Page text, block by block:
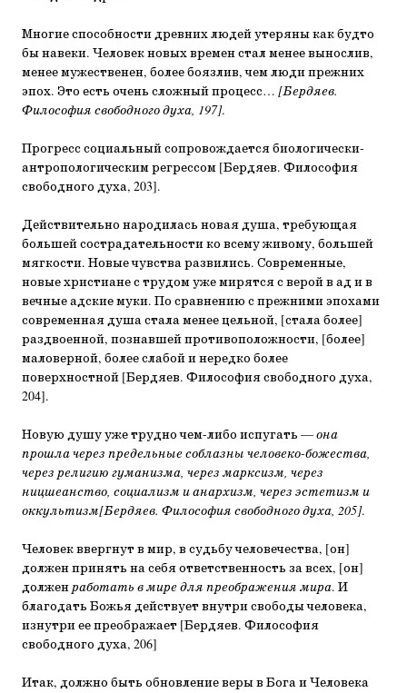
Многие способности древних людей утеряны как будто
бы навеки. Человек новых времен стал менее вынослив,
менее мужественен, более боязлив, чем люди прежних
эпох. Это есть очень сложный процесс… [Бердяев.
Философия свободного духа, 197].
Прогресс социальный сопровождается биологически-
антропологическим регрессом [Бердяев. Философия
свободного духа, 203].
Действительно народилась новая душа, требующая
большей сострадательности ко всему живому, большей
мягкости. Новые чувства развились. Современные,
новые христиане с трудом уже мирятся с верой в ад и в
вечные адские муки. По сравнению с прежними эпохами
современная душа стала менее цельной, [стала более]
раздвоенной, познавшей противоположности, [более]
маловерной, более слабой и нередко более
поверхностной [Бердяев. Философия свободного духа,
204].
Новую душу уже трудно чем-либо испугать —она
прошла через предельные соблазны человеко-божества,
через религию гуманизма, через марксизм, через
ницшеанство, социализм и анархизм, через эстетизм и
оккультизм[Бердяев. Философия свободного духа, 205].
Человек ввергнут в мир, в судьбу человечества, [он]
должен принять на себя ответственность за всех, [он]
долженработать в мире для преображения мира. И
благодать Божья действует внутри свободы человека,
изнутри ее преображает [Бердяев. Философия
свободного духа, 206]
Итак, должно быть обновление веры в Бога и Человека